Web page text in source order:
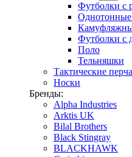
Футболки с
Футболки с
Поло
Тельняшки
Тактические
Носки
Бренды:
Alpha Industries
Arktis UK
Bilal Brothers
Black Stingray
BLACKHAWK